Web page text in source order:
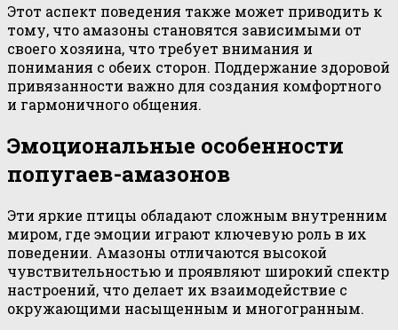
Этот аспект поведения также может приводить к
тому, что амазоны становятся зависимыми от
своего хозяина, что требует внимания и
понимания с обеих сторон. Поддержание здоровой
привязанности важно для создания комфортного
и гармоничного общения.
Эмоциональные особенности
попугаев-амазонов
Эти яркие птицы обладают сложным внутренним
миром, где эмоции играют ключевую роль в их
поведении. Амазоны отличаются высокой
чувствительностью и проявляют широкий спектр
настроений, что делает их взаимодействие с
окружающими насыщенным и многогранным.